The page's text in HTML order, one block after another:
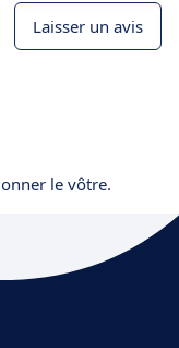
Laisser un avis
le vôtre.